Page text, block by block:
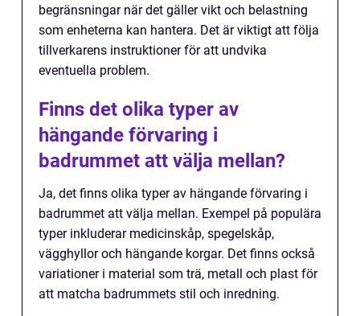
begränsningar när det gäller vikt och belastning
som enheterna kan hantera. Det är viktigt att följa
tillverkarens instruktioner för att undvika
eventuella problem.
Finns det olika typer av
hängande förvaring i
badrummet att välja mellan?
Ja, det finns olika typer av hängande förvaring i
badrummet att välja mellan. Exempel på populära
typer inkluderar medicinskåp, spegelskåp,
vägghyllor och hängande korgar. Det finns också
variationer i material som trä, metall och plast för
att matcha badrummets stil och inredning.